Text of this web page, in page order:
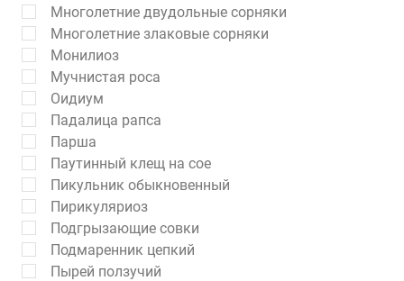
Многолетние двудольные сорняки
Многолетние злаковые сорняки
Монилиоз
Мучнистая роса
Оидиум
Падалица рапса
Парша
Паутинный клещ на сое
Пикульник обыкновенный
Пирикуляриоз
Подгрызающие совки
Подмаренник цепкий
Пырей ползучий